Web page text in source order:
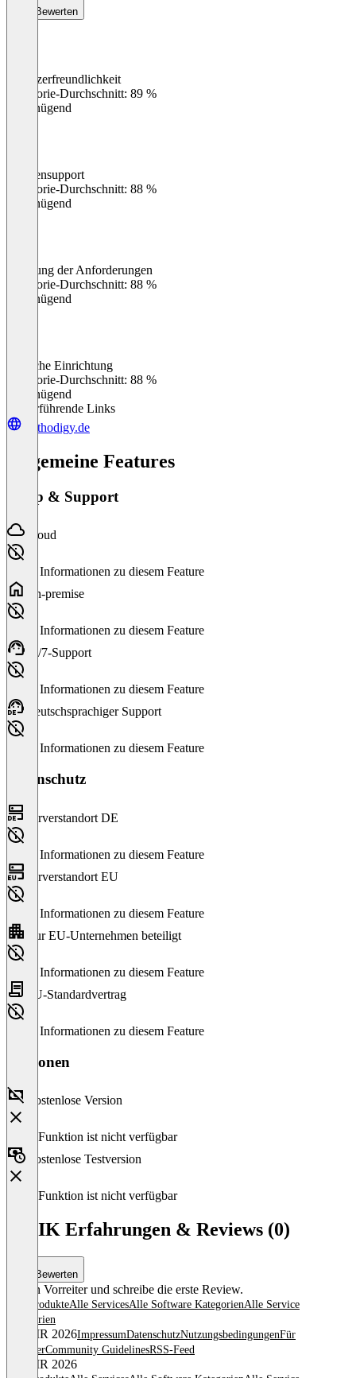
Bewerten
Benutzerfreundlichkeit
Kategorie-Durchschnitt: 89 %
Ungenügend
Kundensupport
Kategorie-Durchschnitt: 88 %
Ungenügend
Erfüllung der Anforderungen
Kategorie-Durchschnitt: 88 %
Ungenügend
Einfache Einrichtung
Kategorie-Durchschnitt: 88 %
Ungenügend
Weiterführende Links
methodigy.de
Allgemeine Features
Setup & Support
Cloud
Keine Informationen zu diesem Feature
On-premise
Keine Informationen zu diesem Feature
24/7-Support
Keine Informationen zu diesem Feature
Deutschsprachiger Support
Keine Informationen zu diesem Feature
Datenschutz
Serverstandort DE
Keine Informationen zu diesem Feature
Serverstandort EU
Keine Informationen zu diesem Feature
Nur EU-Unternehmen beteiligt
Keine Informationen zu diesem Feature
EU-Standardvertrag
Keine Informationen zu diesem Feature
Versionen
Kostenlose Version
Diese Funktion ist nicht verfügbar
Kostenlose Testversion
Diese Funktion ist nicht verfügbar
MAIK Erfahrungen & Reviews (0)
Bewerten
Sei ein Vorreiter und schreibe die erste Review.
Alle ProdukteAlle ServicesAlle Software KategorienAlle Service
Kategorien
© OMR 2026ImpressumDatenschutzNutzungsbedingungenFür
AnbieterCommunity GuidelinesRSS-Feed
© OMR 2026